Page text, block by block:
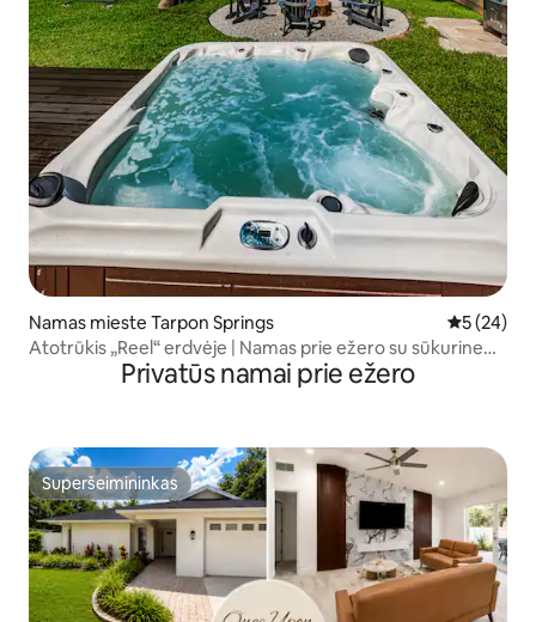
Namas mieste Tarpon Springs Vidutinis
5 (24)
Atotrūkis „Reel“ erdvėje | Namas prie ežero su sūkurine
Privatūs namai prie ežero
Superšeimininkas
Superšeimininkas